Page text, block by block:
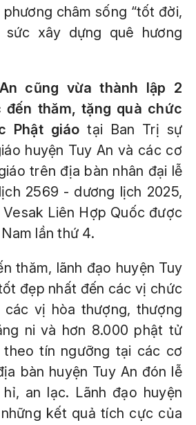
châm sống “tốt đời,
sức xây dựng quê hương
cũng vừa thành lập 2
đến thăm, tặng quà chức
Phật giáo tại Ban Trị sự
huyện Tuy An và các cơ
trên địa bàn nhân đại lễ
2569 - dương lịch 2025,
Liên Hợp Quốc được
lần thứ 4.
thăm, lãnh đạo huyện Tuy
đẹp nhất đến các vị chức
các vị hòa thượng, thượng
ni và hơn 8.000 phật tử
theo tín ngưỡng tại các cơ
bàn huyện Tuy An đón lễ
an lạc. Lãnh đạo huyện
kết quả tích cực của